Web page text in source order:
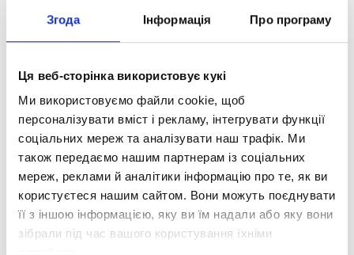
Згода Інформація Про програму
Ця веб-сторінка використовує кукі
Ми використовуємо файли cookie, щоб
персоналізувати вміст і рекламу, інтегрувати функції
соціальних мереж та аналізувати наш трафік. Ми
також передаємо нашим партнерам із соціальних
мереж, реклами й аналітики інформацію про те, як ви
користуєтеся нашим сайтом. Вони можуть поєднувати
її з іншою інформацією, яку ви їм надали або яку вони
зібрали під час вашого користування їхніми